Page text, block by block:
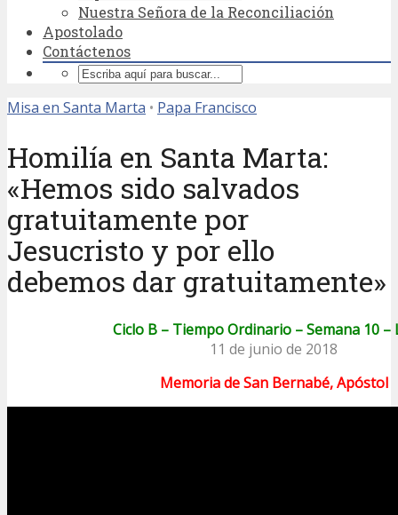
Nuestra Señora de la Reconciliación
Apostolado
Contáctenos
Misa en Santa Marta • Papa Francisco
Homilía en Santa Marta:
«Hemos sido salvados
gratuitamente por
Jesucristo y por ello
debemos dar gratuitamente»
Ciclo B – Tiempo Ordinario – Semana 10 –
11 de junio de 2018
Memoria de San Bernabé, Apóstol